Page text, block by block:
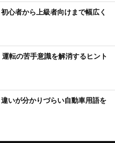
初心者から上級者向けまで幅広く
運転の苦手意識を解消するヒント
違いが分かりづらい自動車用語を